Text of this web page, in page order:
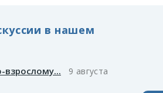
в нашем
взрослому... 9 августа